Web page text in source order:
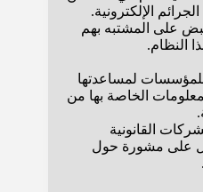
الإلكترونية.
على المشتبه بهم
النظام.
للمؤسسات لمساعدتها
الخاصة بها من
القانونية
على مشورة حول